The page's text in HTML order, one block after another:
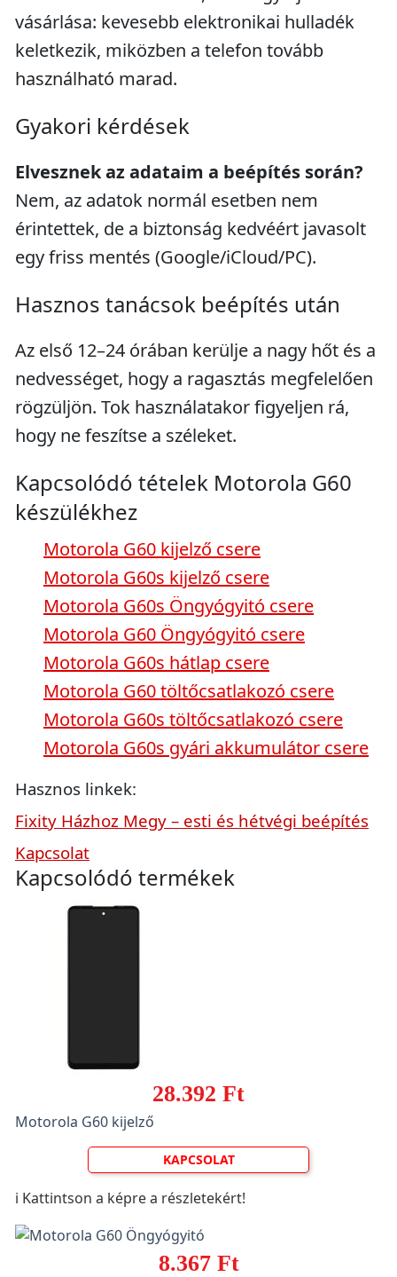
vásárlása: kevesebb elektronikai hulladék
keletkezik, miközben a telefon tovább
használható marad.
Gyakori kérdések
Elvesznek az adataim a beépítés során?
Nem, az adatok normál esetben nem
érintettek, de a biztonság kedvéért javasolt
egy friss mentés (Google/iCloud/PC).
Hasznos tanácsok beépítés után
Az első 12–24 órában kerülje a nagy hőt és a
nedvességet, hogy a ragasztás megfelelően
rögzüljön. Tok használatakor figyeljen rá,
hogy ne feszítse a széleket.
Kapcsolódó tételek Motorola G60
készülékhez
Motorola G60 kijelző csere
Motorola G60s kijelző csere
Motorola G60s Öngyógyitó csere
Motorola G60 Öngyógyitó csere
Motorola G60s hátlap csere
Motorola G60 töltőcsatlakozó csere
Motorola G60s töltőcsatlakozó csere
Motorola G60s gyári akkumulátor csere
Hasznos linkek:
Fixity Házhoz Megy – esti és hétvégi beépítés
Kapcsolat
Kapcsolódó termékek
28.392 Ft
Motorola G60 kijelző
KAPCSOLAT
ℹ️ Kattintson a képre a részletekért!
8.367 Ft